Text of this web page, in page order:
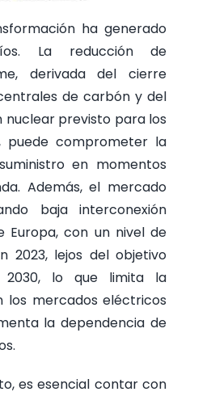
ha generado
La reducción de
derivada del cierre
de carbón y del
nuclear previsto para los
puede comprometer la
en momentos
Además, el mercado
baja interconexión
Europa, con un nivel de
2023, lejos del objetivo
2030, lo que limita la
los mercados eléctricos
la dependencia de
es esencial contar con